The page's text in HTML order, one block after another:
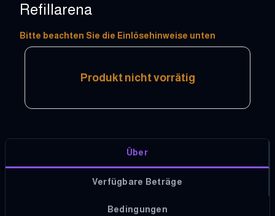
Refillarena
10 - 20 EUR
Bitte beachten Sie die Einlösehinweise unten
Produkt nicht vorrätig
Über
Verfügbare Beträge
Bedingungen